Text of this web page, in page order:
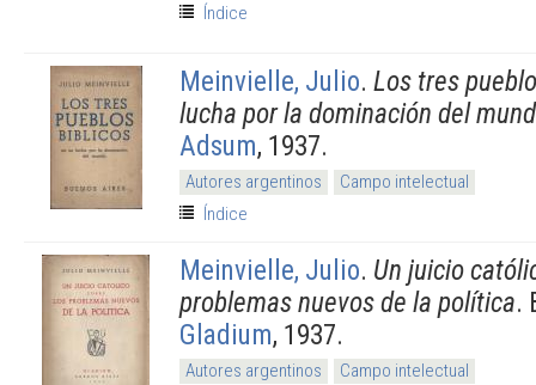
Índice
Meinvielle, Julio. Los tres
lucha por la dominación del
Adsum, 1937.
Autores argentinos
Campo intelectual
Índice
Meinvielle, Julio. Un juicio
problemas nuevos de la política.
Gladium, 1937.
Autores argentinos
Campo intelectual